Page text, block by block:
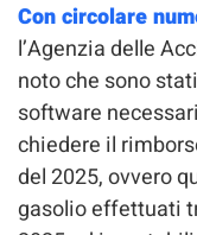
Con circolare
l’Agenzia delle
noto che sono
software
chiedere il
del 2025, ovvero
gasolio effettuati